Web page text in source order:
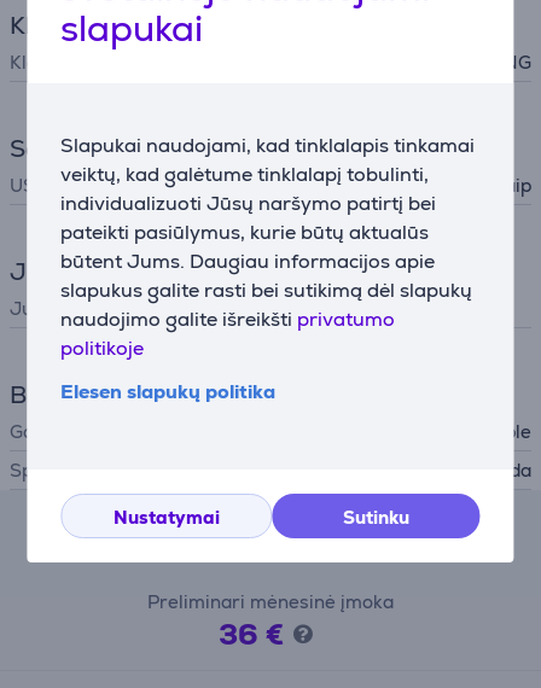
slapukai
Slapukai naudojami, kad tinklalapis tinkamai
veiktų, kad galėtume tinklalapį tobulinti,
individualizuoti Jūsų naršymo patirtį bei
pateikti pasiūlymus, kurie būtų aktualūs
būtent Jums. Daugiau informacijos apie
slapukus galite rasti bei sutikimą dėl slapukų
naudojimo galite išreikšti privatumo
politikoje
Elesen slapukų politika
Nustatymai Sutinku
Klaviatūra
Klaviatūros išdėstymas ENG
Sąsajos
USB-C Taip
Jungtis
Jungtis
Bendri parametrai
Gamintojas
Apple
Spalva
Juoda
Lizingo skaičiuoklė
Preliminari mėnesinė įmoka
36 €